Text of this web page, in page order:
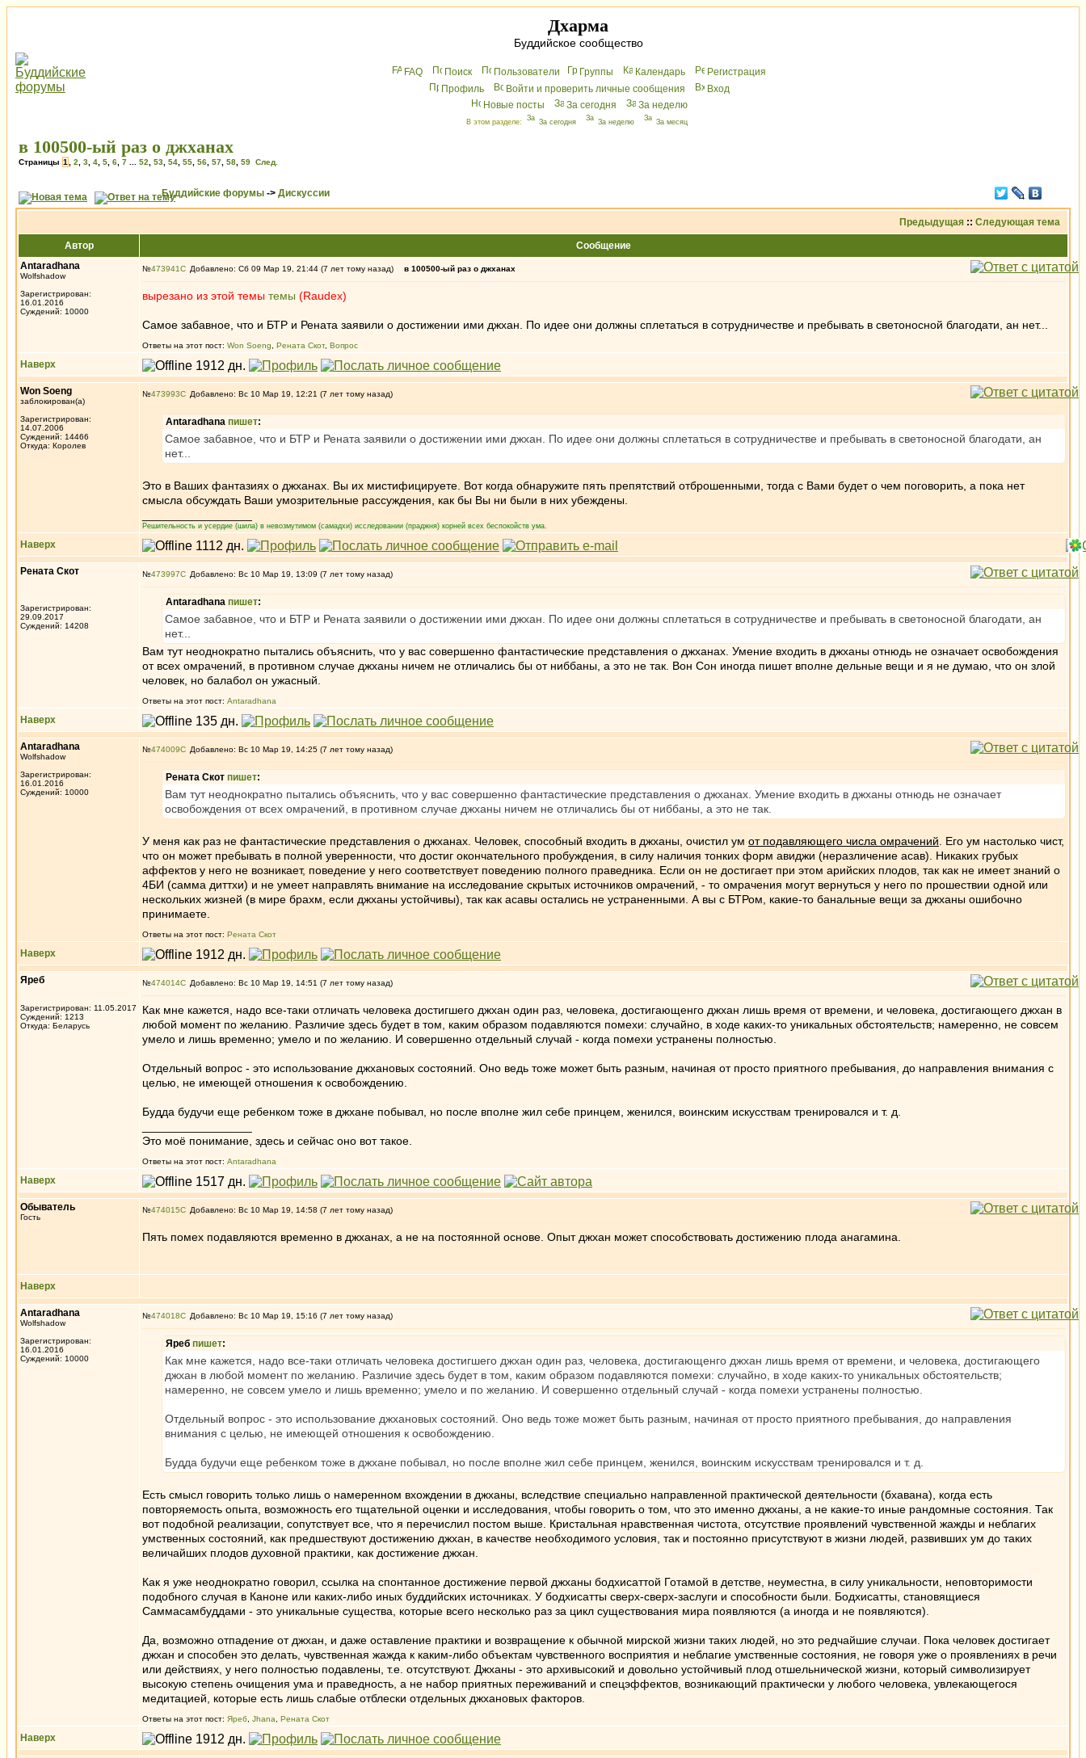
Дхарма
Буддийское сообщество
FAQ Поиск Пользователи Группы Календарь
Peгиcтрaция
Профиль
Войти и проверить личные сообщения
Вхoд
Новые посты
За сегодня За неделю
В этом разделе: За сегодня За неделю За месяц
в 100500-ый раз о джханах
Страницы 1 2 3 4 5 6 7 52 53 54 55 56 57 58 59 След.
Буддийские форумы -> Дискуссии
Предыдущая :: Следующая тема
Автор
Сообщение
Antaradhana
Wolfshadow
Зарегистрирован:
16.01.2016
Суждений: 10000
№473941 Добавлено: Сб 09 Мар 19, 21:44 (7 лет тому назад) в 100500-ый раз о джханах
вырезано из этой темы темы (Raudex)
Самое забавное, что и БТР и Рената заявили о достижении ими джхан. По идее они должны сплетаться в сотрудничестве и пребывать в светоносной благодати, ан нет...
Ответы на этот пост: Won Soeng Рената Скот, Вопрос
Наверх
Won Soeng
заблокирован(а)
Зарегистрирован:
14.07.2006
Суждений: 14466
Откуда: Королев
№473993 Добавлено: Вс 10 Мар 19, 12:21 (7 лет тому назад)
Antaradhana пишет:
Самое забавное, что и БТР и Рената заявили о достижении ими джхан. По идее они должны сплетаться в сотрудничестве и пребывать в светоносной благодати, ан
нет...
Это в Ваших фантазиях о джханах. Вы их мистифицируете. Вот когда обнаружите пять препятствий отброшенными, тогда с Вами будет о чем поговорить, а пока нет
смысла обсуждать Ваши умозрительные рассуждения, как бы Вы ни были в них убеждены.
Решительность и усердие (шила) в невозмутимом (самадхи) исследовании (праджня) корней всех беспокойств ума.
Наверх
Рената Скот
Зарегистрирован:
29.09.2017
Суждений: 14208
№473997 Добавлено: Вс 10 Мар 19, 13:09 (7 лет тому назад)
Antaradhana пишет:
Самое забавное, что и БТР и Рената заявили о достижении ими джхан. По идее они должны сплетаться в сотрудничестве и пребывать в светоносной благодати, ан
нет...
Вам тут неоднократно пытались объяснить, что у вас совершенно фантастические представления о джханах. Умение входить в джханы отнюдь не означает освобождения
от всех омрачений, в противном случае джханы ничем не отличались бы от ниббаны, а это не так. Вон Сон иногда пишет вполне дельные вещи и я не думаю, что он злой
человек, но балабол он ужасный.
Ответы на этот пост: Antaradhana
Наверх
Antaradhana
Wolfshadow
Зарегистрирован:
16.01.2016
Суждений: 10000
№474009 Добавлено: Вс 10 Мар 19, 14:25 (7 лет тому назад)
Рената Скот пишет:
Вам тут неоднократно пытались объяснить, что у вас совершенно фантастические представления о джханах. Умение входить в джханы отнюдь не означает
освобождения от всех омрачений, в противном случае джханы ничем не отличались бы от ниббаны, а это не так.
У меня как раз не фантастические представления о джханах. Человек, способный входить в джханы, очистил ум от подавляющего числа омрачений . Его ум настолько чист,
что он может пребывать в полной уверенности, что достиг окончательного пробуждения, в силу наличия тонких форм авиджи (неразличение асав). Никаких грубых
аффектов у него не возникает, поведение у него соответствует поведению полного праведника. Если он не достигает при этом арийских плодов, так как не имеет знаний о
4БИ (самма диттхи) и не умеет направлять внимание на исследование скрытых источников омрачений, - то омрачения могут вернуться у него по прошествии одной или
нескольких жизней (в мире брахм, если джханы устойчивы), так как асавы остались не устраненными. А вы с БТРом, какие-то банальные вещи за джханы ошибочно
принимаете.
Ответы на этот пост: Рената Скот
Наверх
Яреб
Зарегистрирован: 11.05.2017
Суждений: 1213
Откуда: Беларусь
№474014 Добавлено: Вс 10 Мар 19, 14:51 (7 лет тому назад)
Как мне кажется, надо все-таки отличать человека достигшего джхан один раз, человека, достигающенго джхан лишь время от времени, и человека, достигающего джхан в
любой момент по желанию. Различие здесь будет в том, каким образом подавляются помехи: случайно, в ходе каких-то уникальных обстоятельств; намеренно, не совсем
умело и лишь временно; умело и по желанию. И совершенно отдельный случай - когда помехи устранены полностью.
Отдельный вопрос - это использование джхановых состояний. Оно ведь тоже может быть разным, начиная от просто приятного пребывания, до направления внимания с
целью, не имеющей отношения к освобождению.
Будда будучи еще ребенком тоже в джхане побывал, но после вполне жил себе принцем, женился, воинским искусствам тренировался и т. д.
Это моё понимание, здесь и сейчас оно вот такое.
Ответы на этот пост: Antaradhana
Наверх
Обыватель
Гость
№474015 Добавлено: Вс 10 Мар 19, 14:58 (7 лет тому назад)
Пять помех подавляются временно в джханах, а не на постоянной основе. Опыт джхан может способствовать достижению плода анагамина.
Наверх
Antaradhana
Wolfshadow
Зарегистрирован:
16.01.2016
Суждений: 10000
№474018 Добавлено: Вс 10 Мар 19, 15:16 (7 лет тому назад)
Яреб пишет:
Как мне кажется, надо все-таки отличать человека достигшего джхан один раз, человека, достигающенго джхан лишь время от времени, и человека, достигающего
джхан в любой момент по желанию. Различие здесь будет в том, каким образом подавляются помехи: случайно, в ходе каких-то уникальных обстоятельств;
намеренно, не совсем умело и лишь временно; умело и по желанию. И совершенно отдельный случай - когда помехи устранены полностью.
Отдельный вопрос - это использование джхановых состояний. Оно ведь тоже может быть разным, начиная от просто приятного пребывания, до направления
внимания с целью, не имеющей отношения к освобождению.
Будда будучи еще ребенком тоже в джхане побывал, но после вполне жил себе принцем, женился, воинским искусствам тренировался и т. д.
Есть смысл говорить только лишь о намеренном вхождении в джханы, вследствие специально направленной практической деятельности (бхавана), когда есть
повторяемость опыта, возможность его тщательной оценки и исследования, чтобы говорить о том, что это именно джханы, а не какие-то иные рандомные состояния. Так
вот подобной реализации, сопутствует все, что я перечислил постом выше. Кристальная нравственная чистота, отсутствие проявлений чувственной жажды и неблагих
умственных состояний, как предшествуют достижению джхан, в качестве необходимого условия, так и постоянно присутствуют в жизни людей, развивших ум до таких
величайших плодов духовной практики, как достижение джхан.
Как я уже неоднократно говорил, ссылка на спонтанное достижение первой джханы бодхисаттой Готамой в детстве, неуместна, в силу уникальности, неповторимости
подобного случая в Каноне или каких-либо иных буддийских источниках. У бодхисатты сверх-сверх-заслуги и способности были. Бодхисатты, становящиеся
Саммасамбуддами - это уникальные существа, которые всего несколько раз за цикл существования мира появляются (а иногда и не появляются).
Да, возможно отпадение от джхан, и даже оставление практики и возвращение к обычной мирской жизни таких людей, но это редчайшие случаи. Пока человек достигает
джхан и способен это делать, чувственная жажда к каким-либо объектам чувственного восприятия и неблагие умственные состояния, не говоря уже о проявлениях в речи
или действиях, у него полностью подавлены, т.е. отсутствуют. Джханы - это архивысокий и довольно устойчивый плод отшельнической жизни, который символизирует
высокую степень очищения ума и праведность, а не набор приятных переживаний и спецэффектов, возникающий практически у любого человека, увлекающегося
медитацией, которые есть лишь слабые отблески отдельных джхановых факторов.
Ответы на этот пост: Яреб Jhana Рената Скот
Наверх